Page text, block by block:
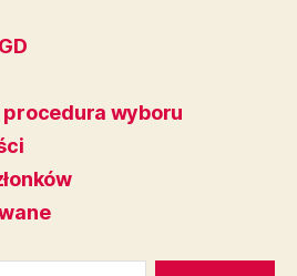
procedura wyboru